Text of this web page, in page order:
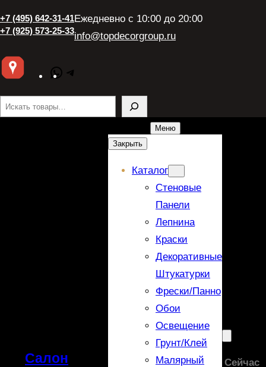
+7 (495) 642-31-41
+7 (925) 573-25-33
Ежедневно с 10:00 до 20:00
info@topdecorgroup.ru
WhatsApp
Поиск
Салон
Меню
Закрыть
Каталог
Стеновые
Панели
Лепнина
Краски
Декоративные
Штукатурки
Фрески/панно
Обои
Освещение
Грунт/Клей
Малярный
Сейчас